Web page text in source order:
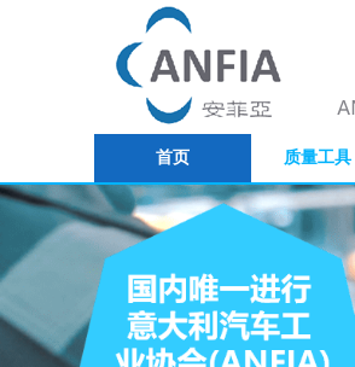
首页 质量工具